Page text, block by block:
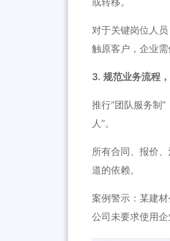
对于关键岗位人
触原客户，企业需
3. 规范业务流程
推行“团队服务制
人”。
所有合同、报价
道的依赖。
案例警示：某建
公司未要求使用